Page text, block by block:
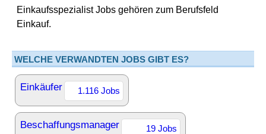
Einkaufsspezialist Jobs gehören zum Berufsfeld
Einkauf.
WELCHE VERWANDTEN JOBS GIBT ES?
Einkäufer 1.116 Jobs
Beschaffungsmanager 19 Jobs